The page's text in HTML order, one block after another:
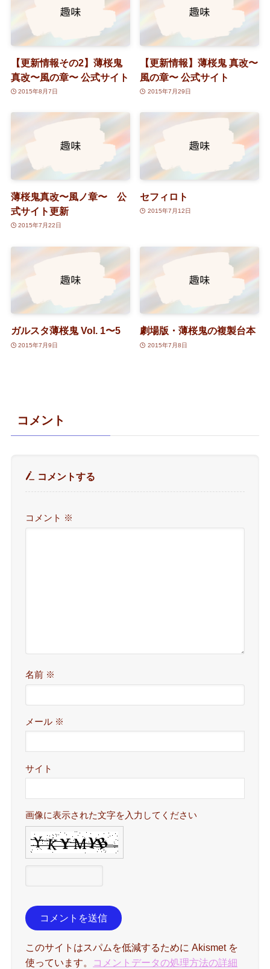
【更新情報その2】薄桜鬼
真改〜風の章〜 公式サイト
2015年8月7日
【更新情報】薄桜鬼 真改〜
風の章〜 公式サイト
2015年7月29日
薄桜鬼真改〜風ノ章〜 公
式サイト更新
2015年7月22日
セフィロト
2015年7月12日
ガルスタ薄桜鬼 Vol. 1〜5
2015年7月9日
劇場版・薄桜鬼の複製台本
2015年7月8日
コメント
コメントする
コメント ※
名前 ※
メール ※
サイト
画像に表示された文字を入力してください
このサイトはスパムを低減するために Akismet を
使っています。
コメントデータの処理方法の詳細